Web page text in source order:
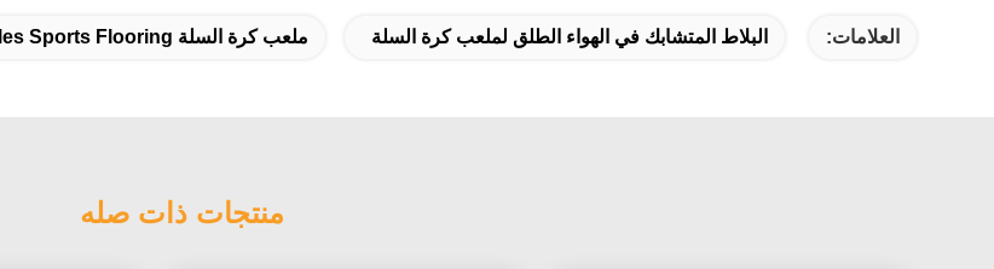
العلامات: البلاط المتشابك في الهواء الطلق لملعب كرة السلة ملعب كرة السلة PP Tiles Sports Flooring
منتجات ذات صله